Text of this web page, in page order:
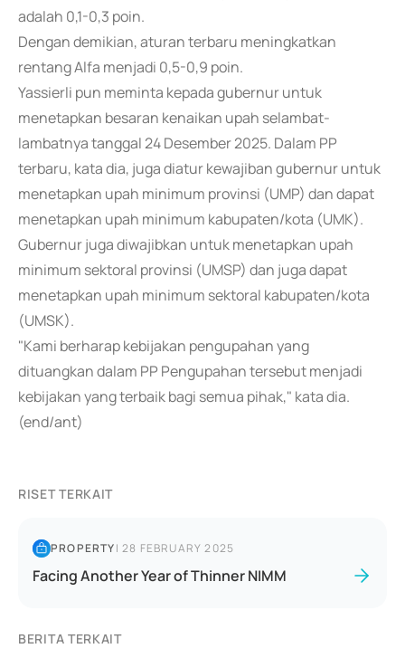
adalah 0,1-0,3 poin.
Dengan demikian, aturan terbaru meningkatkan
rentang Alfa menjadi 0,5-0,9 poin.
Yassierli pun meminta kepada gubernur untuk
menetapkan besaran kenaikan upah selambat-
lambatnya tanggal 24 Desember 2025. Dalam PP
terbaru, kata dia, juga diatur kewajiban gubernur untuk
menetapkan upah minimum provinsi (UMP) dan dapat
menetapkan upah minimum kabupaten/kota (UMK).
Gubernur juga diwajibkan untuk menetapkan upah
minimum sektoral provinsi (UMSP) dan juga dapat
menetapkan upah minimum sektoral kabupaten/kota
(UMSK).
"Kami berharap kebijakan pengupahan yang
dituangkan dalam PP Pengupahan tersebut menjadi
kebijakan yang terbaik bagi semua pihak," kata dia.
(end/ant)
RISET TERKAIT
PROPERTY|28 FEBRUARY 2025
Facing Another Year of Thinner NIMM
BERITA TERKAIT